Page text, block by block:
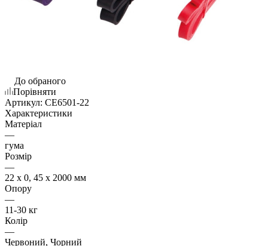
До обраного
Порівняти
Артикул: CE6501-22
Характеристики
Матеріал
—
гума
Розмір
—
22 х 0, 45 х 2000 мм
Опору
—
11-30 кг
Колір
—
Червоний, Чорний